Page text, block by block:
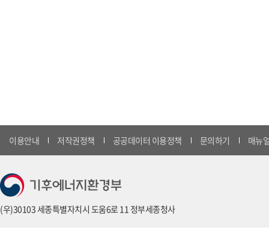
이용안내 저작권정책 공공데이터 이용정책 문의하기 매뉴
(우)30103 세종특별자치시 도움6로 11 정부세종청사